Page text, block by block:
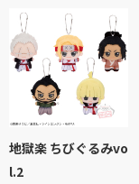
地獄楽 ちびぐるみvo
l.2